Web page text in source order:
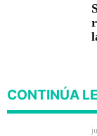
CONTINÚA